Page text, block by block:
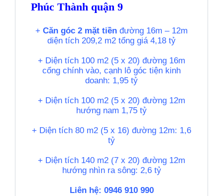
Phúc Thành quận 9
+ Căn góc 2 mặt tiền đường 16m – 12m
diện tích 209,2 m2 tổng giá 4,18 tỷ
+ Diện tích 100 m2 (5 x 20) đường 16m
cổng chính vào, cạnh lô góc tiện kinh
doanh: 1,95 tỷ
+ Diện tích 100 m2 (5 x 20) đường 12m
hướng nam 1,75 tỷ
+ Diện tích 80 m2 (5 x 16) đường 12m: 1,6
tỷ
+ Diện tích 140 m2 (7 x 20) đường 12m
hướng nhìn ra sông: 2,6 tỷ
Liên hệ: 0946 910 990